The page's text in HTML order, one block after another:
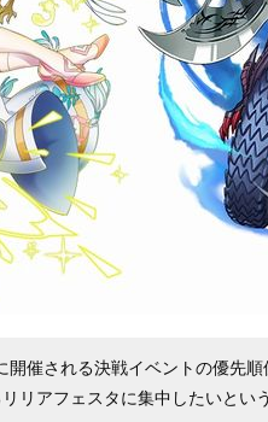
催される決戦イベントの優先
リアフェスタに集中したいとい